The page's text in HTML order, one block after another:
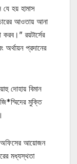
যে হয় হামাস
আওতায় আনা
রয়টার্সের
অর্থায়ন প্রদানের
দোহায় বিমান
মুক্তি
অফিসের আয়োজন
মধ্যস্থতা